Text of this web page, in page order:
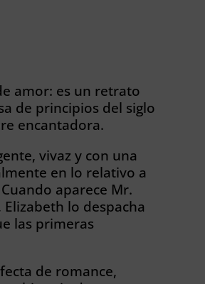
amor: es un retrato
de principios del siglo
encantadora.
vivaz y con una
en lo relativo a
aparece Mr.
lo despacha
las primeras
de romance,